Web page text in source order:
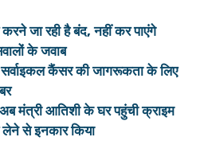
जा रही है बंद, नहीं कर पाएंगे
के जवाब
सर्वाइकल कैंसर की जागरूकता के लिए
मंत्री आतिशी के घर पहुंची क्राइम
लेने से इनकार किया